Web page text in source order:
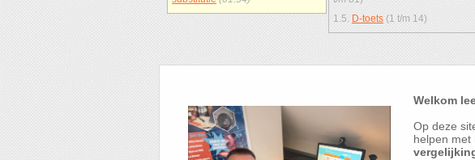
1.5. D-toets (1 t/m 14)
Welkom
Op deze
helpen met